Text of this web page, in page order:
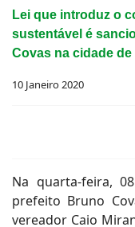
Lei que introduz o
sustentável é
Covas na cidade de
10 Janeiro 2020
Na quarta-feira,
prefeito Bruno
vereador Caio